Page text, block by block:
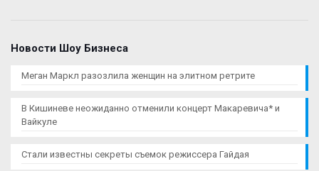
Новости Шоу Бизнеса
Меган Маркл разозлила женщин на элитном ретрите
В Кишиневе неожиданно отменили концерт Макаревича* и
Вайкуле
Стали известны секреты съемок режиссера Гайдая